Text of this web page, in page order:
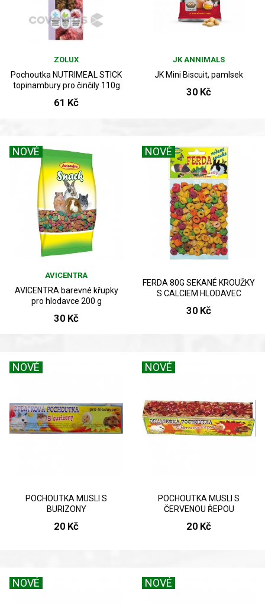
ZOLUX
Pochoutka NUTRIMEAL STICK
topinambury pro činčily 110g
61 Kč
JK ANNIMALS
JK Mini Biscuit, pamlsek
30 Kč
NOVÉ
AVICENTRA
AVICENTRA barevné křupky
pro hlodavce 200 g
30 Kč
NOVÉ
FERDA 80G SEKANÉ KROUŽKY
S CALCIEM HLODAVEC
30 Kč
NOVÉ
POCHOUTKA MUSLI S
BURIZONY
20 Kč
NOVÉ
POCHOUTKA MUSLI S
ČERVENOU ŘEPOU
20 Kč
NOVÉ NOVÉ